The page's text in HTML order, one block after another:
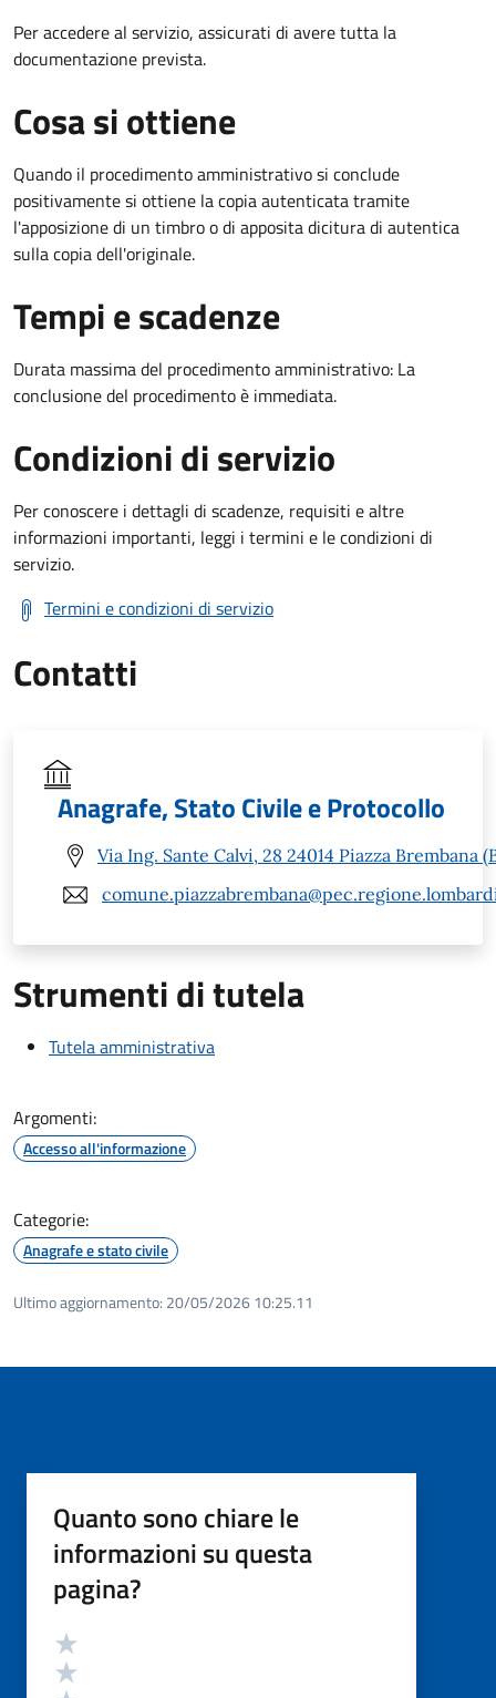
Per accedere al servizio, assicurati di avere tutta la
documentazione prevista.
Cosa si ottiene
Quando il procedimento amministrativo si conclude
positivamente si ottiene la copia autenticata tramite
l'apposizione di un timbro o di apposita dicitura di autentica
sulla copia dell'originale.
Tempi e scadenze
Durata massima del procedimento amministrativo: La
conclusione del procedimento è immediata.
Condizioni di servizio
Per conoscere i dettagli di scadenze, requisiti e altre
informazioni importanti, leggi i termini e le condizioni di
servizio.
Termini e condizioni di servizio
Contatti
Anagrafe, Stato Civile e Protocollo
Via Ing. Sante Calvi, 28 24014 Piazza Brembana
Strumenti di tutela
Tutela amministrativa
Argomenti:
Accesso all'informazione
Categorie:
Anagrafe e stato civile
Ultimo aggiornamento: 20/05/2026 10:25.11
Quanto sono chiare le
informazioni su questa
pagina?
Valutazione